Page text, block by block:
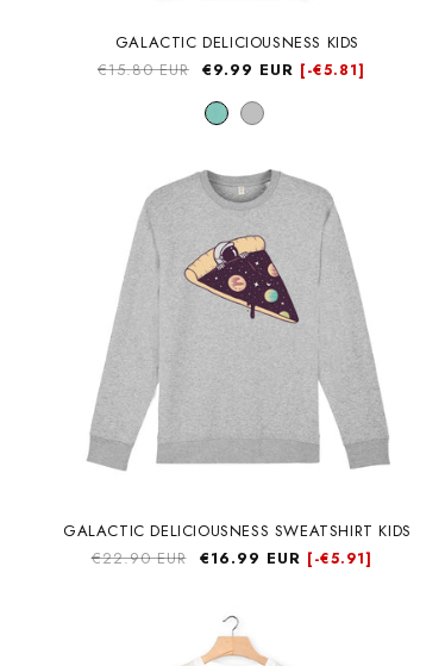
GALACTIC DELICIOUSNESS KIDS
Precio
€15.80 EUR Precio
oferta
€9.99 EUR [-€5.81]
GALACTIC DELICIOUSNESS SWEATSHIRT KIDS
Precio
€22.90 EUR
Precio
€16.99 EUR [-€5.91]